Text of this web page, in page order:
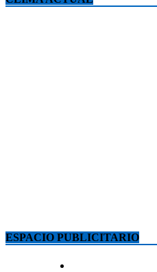
ESPACIO PUBLICITARIO